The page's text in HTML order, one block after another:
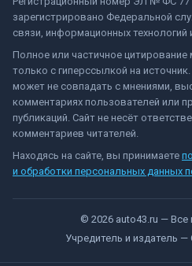
зарегистрировано Федеральной
связи, информационных
Полное или частичное
только с гиперссылкой на
может не совпадать с мнениями,
комментариях пользователей или
публикаций. Сайт не несёт
комментариев читателей.
Находясь на сайте, вы принимаете
и обработки персональных данных
© 2026 auto43.ru — Все
Учредитель и издатель —